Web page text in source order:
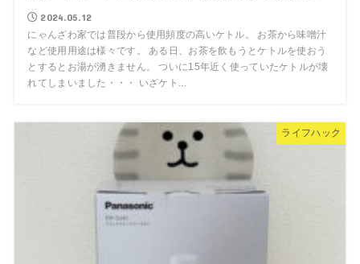
2024.05.12
にゃんざわ家では普段から使用頻度の高いケトル。 お茶から味噌汁
など使用用途は様々です。 ある日、お茶を飲もうとケトルを使おう
とするとお湯が湧きません。 ついに15年近く使っていたケトルが壊
れてしまいました・・・ いざケト...
ライフハック